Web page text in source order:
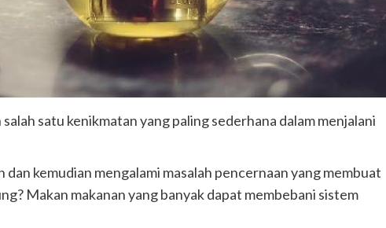
satu kenikmatan yang paling sederhana dalam menjalani
kemudian mengalami masalah pencernaan yang membuat
Makan makanan yang banyak dapat membebani sistem